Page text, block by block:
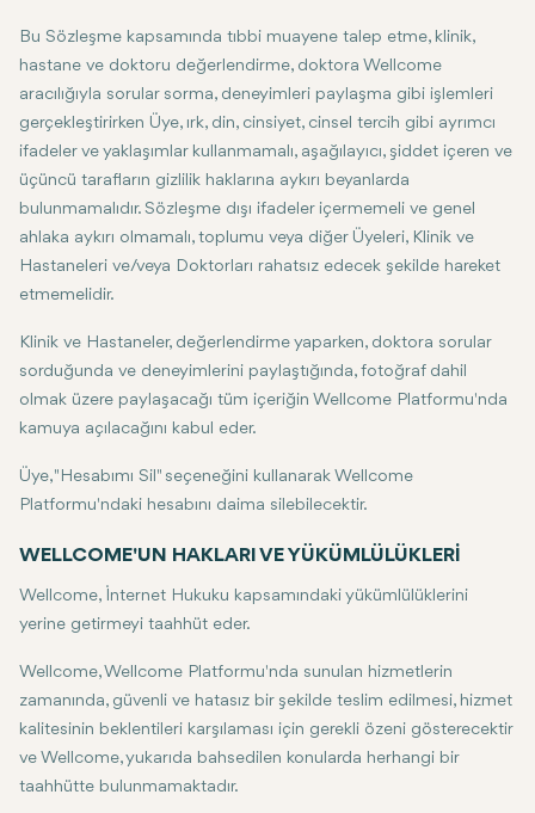
Bu Sözleşme kapsamında tıbbi muayene talep etme, klinik,
hastane ve doktoru değerlendirme, doktora Wellcome
aracılığıyla sorular sorma, deneyimleri paylaşma gibi işlemleri
gerçekleştirirken Üye, ırk, din, cinsiyet, cinsel tercih gibi ayrımcı
ifadeler ve yaklaşımlar kullanmamalı, aşağılayıcı, şiddet içeren ve
üçüncü tarafların gizlilik haklarına aykırı beyanlarda
bulunmamalıdır. Sözleşme dışı ifadeler içermemeli ve genel
ahlaka aykırı olmamalı, toplumu veya diğer Üyeleri, Klinik ve
Hastaneleri ve/veya Doktorları rahatsız edecek şekilde hareket
etmemelidir.
Klinik ve Hastaneler, değerlendirme yaparken, doktora sorular
sorduğunda ve deneyimlerini paylaştığında, fotoğraf dahil
olmak üzere paylaşacağı tüm içeriğin Wellcome Platformu'nda
kamuya açılacağını kabul eder.
Üye, "Hesabımı Sil" seçeneğini kullanarak Wellcome
Platformu'ndaki hesabını daima silebilecektir.
WELLCOME'UN HAKLARI VE YÜKÜMLÜLÜKLERİ
Wellcome, İnternet Hukuku kapsamındaki yükümlülüklerini
yerine getirmeyi taahhüt eder.
Wellcome, Wellcome Platformu'nda sunulan hizmetlerin
zamanında, güvenli ve hatasız bir şekilde teslim edilmesi, hizmet
kalitesinin beklentileri karşılaması için gerekli özeni gösterecektir
ve Wellcome, yukarıda bahsedilen konularda herhangi bir
taahhütte bulunmamaktadır.